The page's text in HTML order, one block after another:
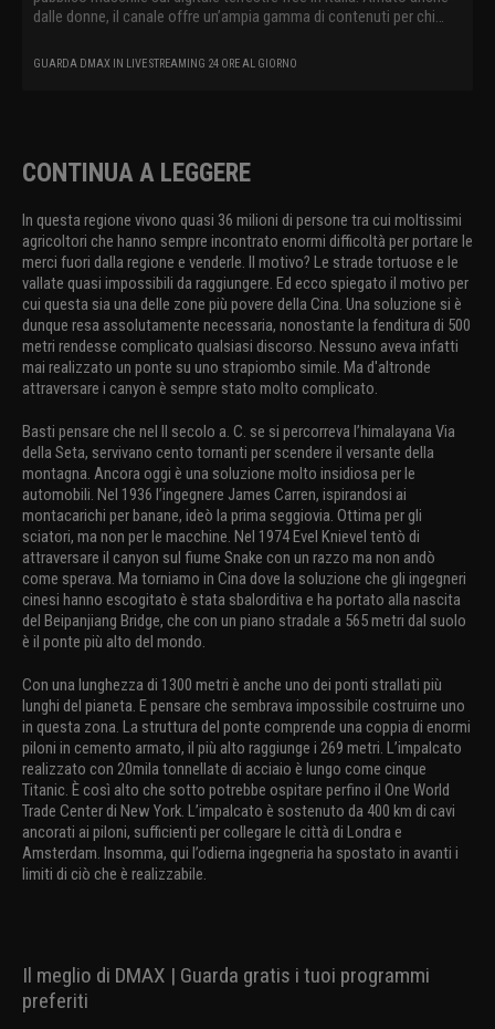
dalle donne, il canale offre un’ampia gamma di contenuti per chi
coinvolgenti e racconta storie vere spingendo lo spettatore a
GUARDA DMAX IN LIVE STREAMING 24 ORE AL GIORNO
CONTINUA A LEGGERE
In questa regione vivono quasi 36 milioni di persone tra cui moltissimi
agricoltori che hanno sempre incontrato enormi difficoltà per portare le
merci fuori dalla regione e venderle. Il motivo? Le strade tortuose e le
vallate quasi impossibili da raggiungere. Ed ecco spiegato il motivo per
cui questa sia una delle zone più povere della Cina. Una soluzione si è
dunque resa assolutamente necessaria, nonostante la fenditura di 500
metri rendesse complicato qualsiasi discorso. Nessuno aveva infatti
mai realizzato un ponte su uno strapiombo simile. Ma d'altronde
attraversare i canyon è sempre stato molto complicato.
Basti pensare che nel II secolo a. C. se si percorreva l’himalayana Via
della Seta, servivano cento tornanti per scendere il versante della
montagna. Ancora oggi è una soluzione molto insidiosa per le
automobili. Nel 1936 l’ingegnere James Carren, ispirandosi ai
montacarichi per banane, ideò la prima seggiovia. Ottima per gli
sciatori, ma non per le macchine. Nel 1974 Evel Knievel tentò di
attraversare il canyon sul fiume Snake con un razzo ma non andò
come sperava. Ma torniamo in Cina dove la soluzione che gli ingegneri
cinesi hanno escogitato è stata sbalorditiva e ha portato alla nascita
del Beipanjiang Bridge, che con un piano stradale a 565 metri dal suolo
è il ponte più alto del mondo.
Con una lunghezza di 1300 metri è anche uno dei ponti strallati più
lunghi del pianeta. E pensare che sembrava impossibile costruirne uno
in questa zona. La struttura del ponte comprende una coppia di enormi
piloni in cemento armato, il più alto raggiunge i 269 metri. L’impalcato
realizzato con 20mila tonnellate di acciaio è lungo come cinque
Titanic. È così alto che sotto potrebbe ospitare perfino il One World
Trade Center di New York. L’impalcato è sostenuto da 400 km di cavi
ancorati ai piloni, sufficienti per collegare le città di Londra e
Amsterdam. Insomma, qui l’odierna ingegneria ha spostato in avanti i
limiti di ciò che è realizzabile.
Il meglio di DMAX | Guarda gratis i tuoi programmi
preferiti